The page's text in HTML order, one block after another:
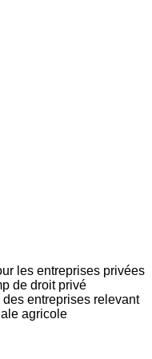
les entreprises privées
de droit privé
entreprises relevant
agricole